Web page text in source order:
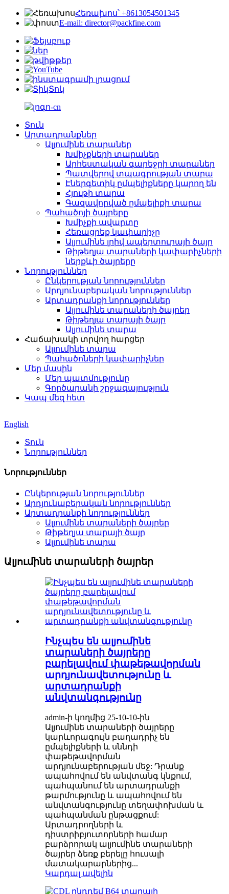
Հեռախոս՝ +8613054501345
E-mail: director@packfine.com
Տուն
Արտադրանքներ
Ալյումինե տարաներ
Խմիչքների տարաներ
Արհեստական ​​գարեջրի տարաներ
Պատվերով տպագրության տարա
Էներգետիկ ըմպելիքները կարող են
Հյութի տարա
Գազավորված ըմպելիքի տարա
Պահածոյի ծայրերը
Խմիչքի ավարտը
Հեռացրեք կափարիչը
Ալյումինե լրիվ ապերտուրայի ծայր
Թիթեղյա տարաների կափարիչների
ներքևի ծայրերը
Նորություններ
Ընկերության նորություններ
Արդյունաբերական նորություններ
Արտադրանքի նորություններ
Ալյումինե տարաների ծայրեր
Թիթեղյա տարայի ծայր
Ալյումինե տարա
Հաճախակի տրվող հարցեր
Ալյումինե տարա
Պահածոների կափարիչներ
Մեր մասին
Մեր պատմությունը
Գործարանի շրջագայություն
Կապ մեզ հետ
English
Տուն
Նորություններ
Նորություններ
Ընկերության նորություններ
Արդյունաբերական նորություններ
Արտադրանքի նորություններ
Ալյումինե տարաների ծայրեր
Թիթեղյա տարայի ծայր
Ալյումինե տարա
Ալյումինե տարաների ծայրեր
Ինչպես են ալյումինե
տարաների ծայրերը
բարելավում փաթեթավորման
արդյունավետությունը և
արտադրանքի
անվտանգությունը
admin-ի կողմից 25-10-10-ին
Ալյումինե տարաների ծայրերը
կարևորագույն բաղադրիչ են
ըմպելիքների և սննդի
փաթեթավորման
արդյունաբերության մեջ: Դրանք
ապահովում են անվտանգ կնքում,
պահպանում են արտադրանքի
թարմությունը և ապահովում են
անվտանգությունը տեղափոխման և
պահպանման ընթացքում:
Արտադրողների և
դիստրիբյուտորների համար
բարձրորակ ալյումինե տարաների
ծայրեր ձեռք բերելը հուսալի
մատակարարներից...
Կարդալ ավելին